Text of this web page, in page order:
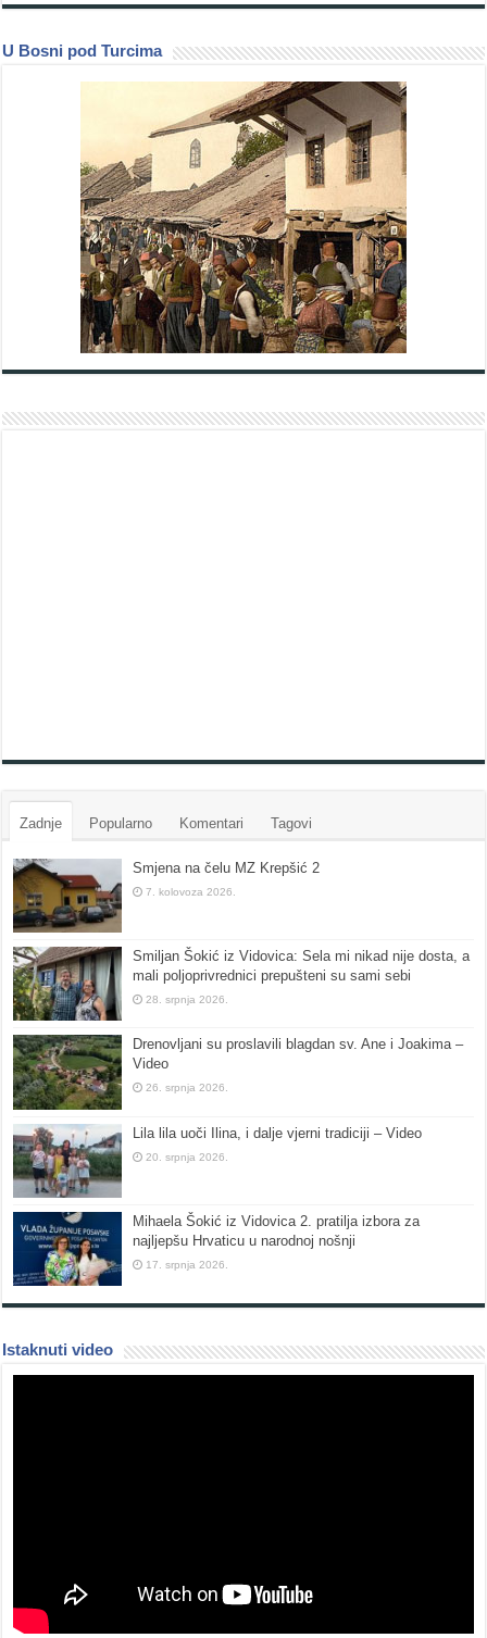
U Bosni pod Turcima
Zadnje Popularno Komentari Tagovi
Smjena na čelu MZ Krepšić 2
7. kolovoza 2026.
Smiljan Šokić iz Vidovica: Sela mi nikad nije dosta, a
mali poljoprivrednici prepušteni su sami sebi
28. srpnja 2026.
Drenovljani su proslavili blagdan sv. Ane i Joakima –
Video
26. srpnja 2026.
Lila lila uoči Ilina, i dalje vjerni tradiciji – Video
20. srpnja 2026.
Mihaela Šokić iz Vidovica 2. pratilja izbora za
najljepšu Hrvaticu u narodnoj nošnji
17. srpnja 2026.
Istaknuti video